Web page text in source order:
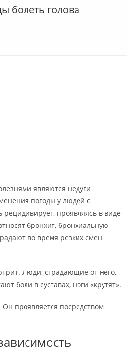
болеть голова
являются недуги
погоды у людей с
проявляясь в виде
бронхит, бронхиальную
во время резких смен
Люди, страдающие от него,
боли в суставах, ноги «крутят».
проявляется посредством